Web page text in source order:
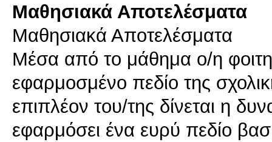
Μαθησιακά Αποτελέσματα
Μαθησιακά Αποτελέσματα
Μέσα από το μάθημα ο/η
εφαρμοσμένο πεδίο της
επιπλέον του/της δίνεται η
εφαρμόσει ένα ευρύ πεδίο